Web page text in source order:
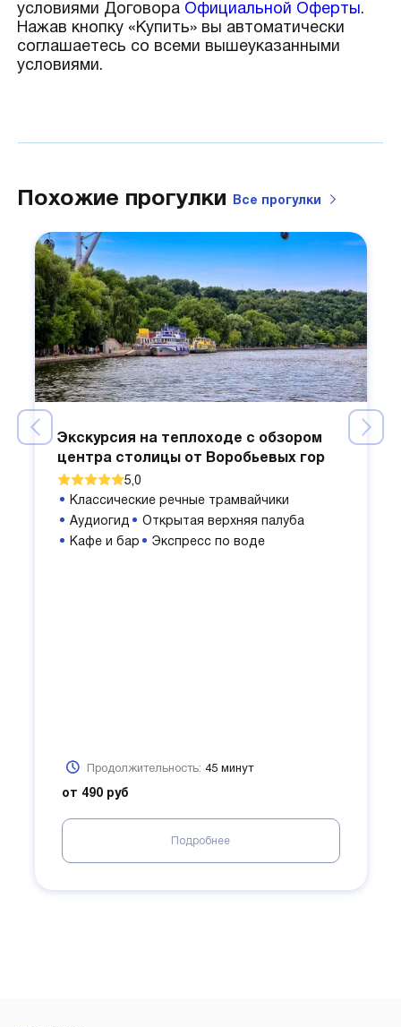
условиями Договора Официальной Оферты.
Нажав кнопку «Купить» вы автоматически
соглашаетесь со всеми вышеуказанными
условиями.
Похожие прогулки Все прогулки
Экскурсия на теплоходе с обзором
центра столицы от Воробьевых гор
5,0
Классические речные трамвайчики
Аудиогид
Открытая верхняя палуба
Кафе и бар
Экспресс по воде
Продолжительность: 45 минут
от 490 руб
Подробнее